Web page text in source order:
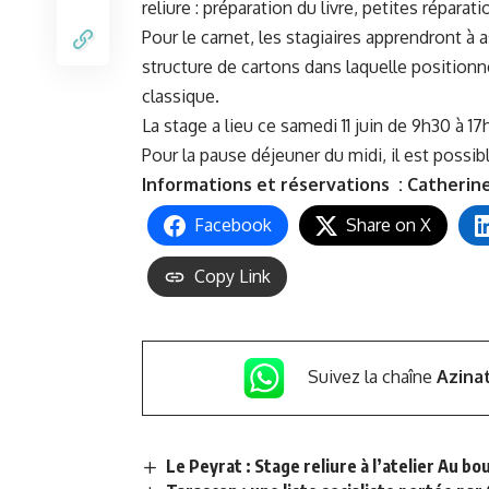
reliure : préparation du livre, petites
Pour le carnet, les stagiaires apprendront
structure de cartons dans laquelle
classique.
La stage a lieu ce samedi 11 juin de 9h30 à
Pour la pause déjeuner du midi, il est
Informations et réservations : Catherine
Facebook
Share on X
Copy Link
Suivez la chaîne
Le Peyrat : Stage reliure à l’atelier Au